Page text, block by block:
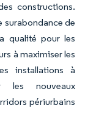
constructions.
surabondance de
qualité pour les
à maximiser les
installations à
les nouveaux
périurbains